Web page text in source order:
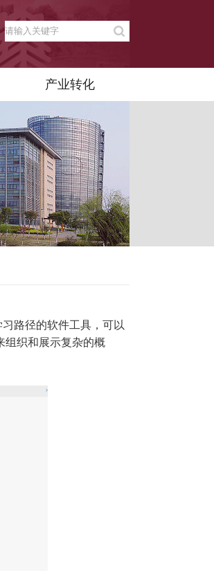
产业转化
路径的软件工具，可以
组织和展示复杂的概